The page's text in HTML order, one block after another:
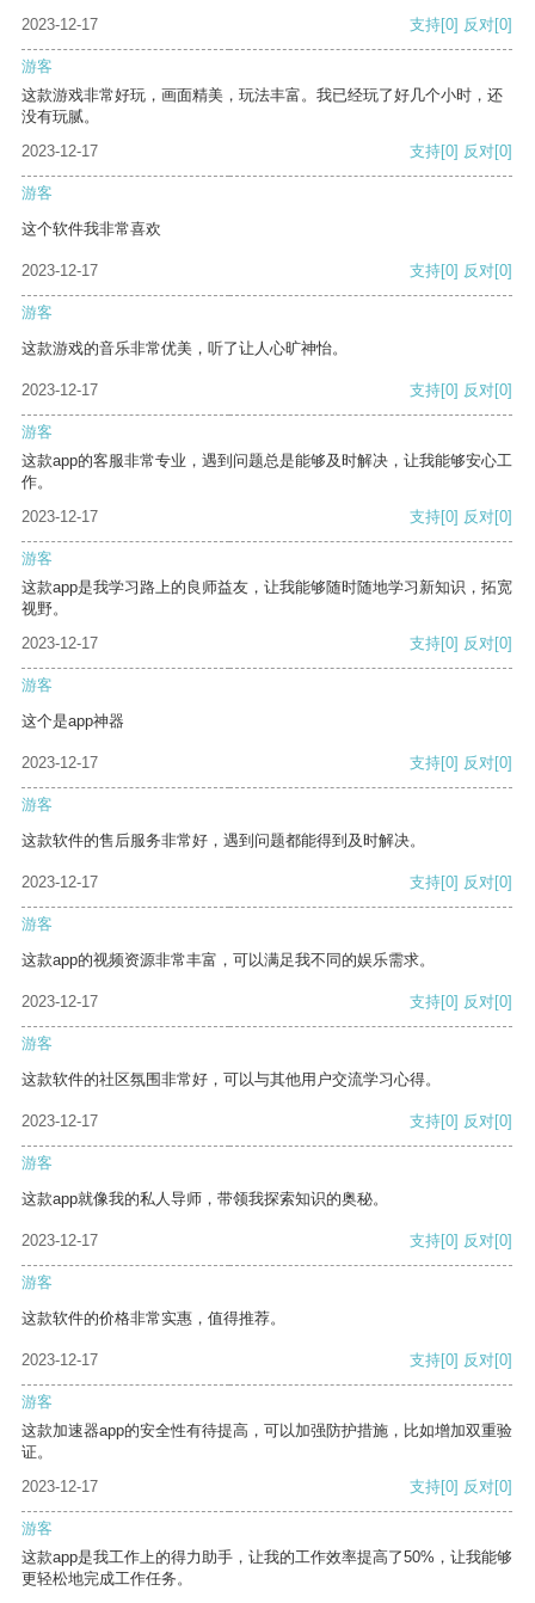
2023-12-17 支持[0] 反对[0]
游客
这款游戏非常好玩，画面精美，玩法丰富。我已经玩了好几个小时，还
没有玩腻。
2023-12-17
支持[0] 反对[0]
游客
这个软件我非常喜欢
2023-12-17 支持[0] 反对[0]
游客
这款游戏的音乐非常优美，听了让人心旷神怡。
2023-12-17 支持[0] 反对[0]
游客
这款app的客服非常专业，遇到问题总是能够及时解决，让我能够安心工
作。
2023-12-17
支持[0] 反对[0]
游客
这款app是我学习路上的良师益友，让我能够随时随地学习新知识，拓宽
视野。
2023-12-17
支持[0] 反对[0]
游客
这个是app神器
2023-12-17 支持[0] 反对[0]
游客
这款软件的售后服务非常好，遇到问题都能得到及时解决。
2023-12-17 支持[0] 反对[0]
游客
这款app的视频资源非常丰富，可以满足我不同的娱乐需求。
2023-12-17 支持[0] 反对[0]
游客
这款软件的社区氛围非常好，可以与其他用户交流学习心得。
2023-12-17 支持[0] 反对[0]
游客
这款app就像我的私人导师，带领我探索知识的奥秘。
2023-12-17 支持[0] 反对[0]
游客
这款软件的价格非常实惠，值得推荐。
2023-12-17 支持[0] 反对[0]
游客
这款加速器app的安全性有待提高，可以加强防护措施，比如增加双重验
证。
2023-12-17
支持[0] 反对[0]
游客
这款app是我工作上的得力助手，让我的工作效率提高了50%，让我能够
更轻松地完成工作任务。